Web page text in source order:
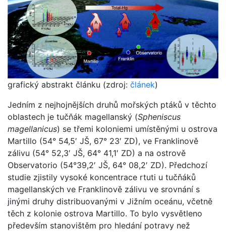
grafický abstrakt článku (zdroj: článek)
Jedním z nejhojnějších druhů mořských ptáků v těchto
oblastech je tučňák magellanský (Spheniscus
magellanicus) se třemi koloniemi umístěnými u ostrova
Martillo (54° 54,5′ JŠ, 67° 23′ ZD), ve Franklinově
zálivu (54° 52,3′ JŠ, 64° 41,1′ ZD) a na ostrově
Observatorio (54°39,2′ JŠ, 64° 08,2′ ZD). Předchozí
studie zjistily vysoké koncentrace rtuti u tučňáků
magellanských ve Franklinově zálivu ve srovnání s
jinými druhy distribuovanými v Jižním oceánu, včetně
těch z kolonie ostrova Martillo. To bylo vysvětleno
především stanovištěm pro hledání potravy než